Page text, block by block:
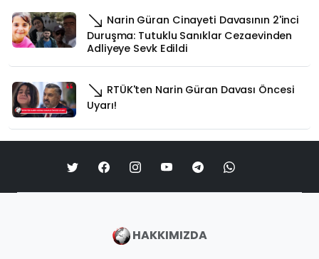
Narin Güran Cinayeti Davasının 2'inci
Duruşma: Tutuklu Sanıklar Cezaevinden
Adliyeye Sevk Edildi
RTÜK'ten Narin Güran Davası Öncesi
Uyarı!
HAKKIMIZDA